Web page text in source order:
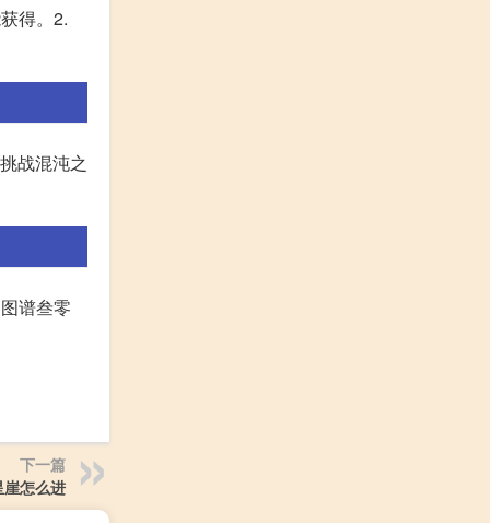
得。2.
战混沌之
谱叁零
下一篇
崖怎么进